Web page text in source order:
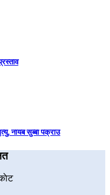
नायब सुब्बा पक्राउ